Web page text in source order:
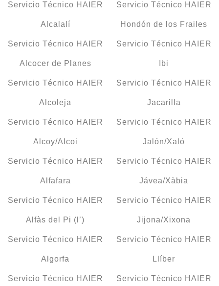
Servicio Técnico HAIER
Alcalalí
Servicio Técnico HAIER
Alcocer de Planes
Servicio Técnico HAIER
Alcoleja
Servicio Técnico HAIER
Alcoy/Alcoi
Servicio Técnico HAIER
Alfafara
Servicio Técnico HAIER
Alfàs del Pi (l’)
Servicio Técnico HAIER
Algorfa
Servicio Técnico HAIER
Servicio Técnico HAIER
Hondón de los Frailes
Servicio Técnico HAIER
Ibi
Servicio Técnico HAIER
Jacarilla
Servicio Técnico HAIER
Jalón/Xaló
Servicio Técnico HAIER
Jávea/Xàbia
Servicio Técnico HAIER
Jijona/Xixona
Servicio Técnico HAIER
Llíber
Servicio Técnico HAIER